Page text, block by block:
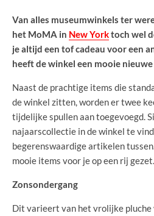
Van alles museumwinkels ter
het MoMA in New Yorktoch wel
je altijd een tof cadeau voor een
heeft de winkel een mooie
Naast de prachtige items die
de winkel zitten, worden er twee
tijdelijke spullen aan toegevoegd.
najaarscollectie in de winkel te
begerenswaardige artikelen
mooie items voor je op een rij gezet.
Zonsondergang
Dit varieert van het vrolijke